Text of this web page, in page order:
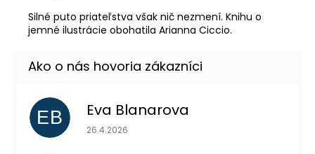
Silné puto priateľstva však nič nezmení. Knihu o
jemné ilustrácie obohatila Arianna Ciccio.
EB Eva Blanarova
Hodnotenie obchodu je 5 z 5 hviezdičiek.
26.4.2026